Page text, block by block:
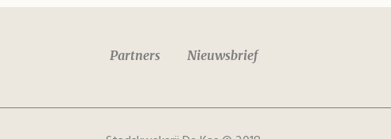
Partners Nieuwsbrief